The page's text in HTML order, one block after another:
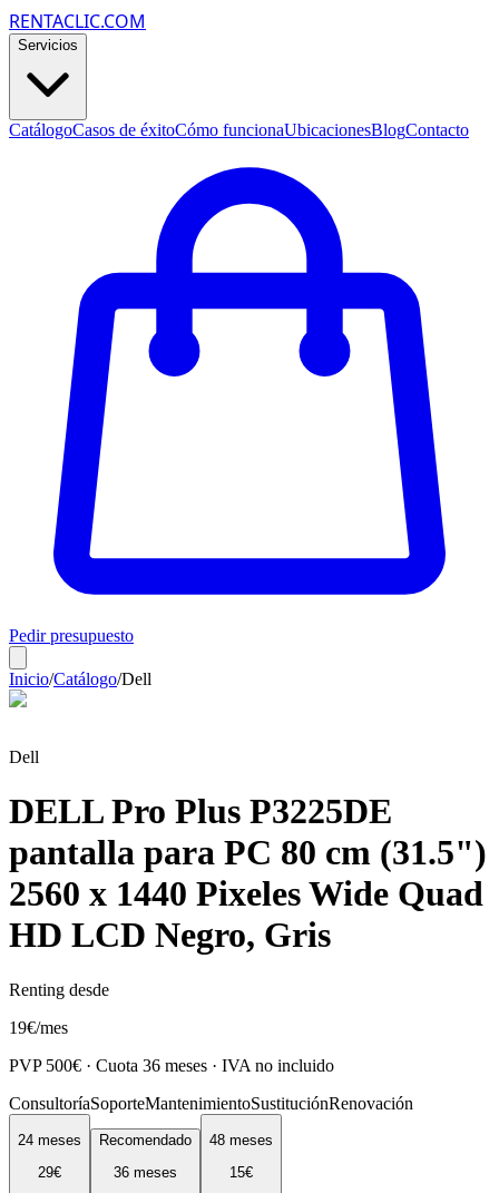
RENTACLIC.COM
Servicios
CatálogoCasos de éxitoCómo funcionaUbicacionesBlogContacto
Pedir presupuesto
Inicio/Catálogo/Dell
Dell
DELL Pro Plus P3225DE
pantalla para PC 80 cm (31.5")
2560 x 1440 Pixeles Wide Quad
HD LCD Negro, Gris
Renting desde
19€/mes
PVP 500€ · Cuota 36 meses · IVA no incluido
ConsultoríaSoporteMantenimientoSustituciónRenovación
24 meses
29€
Recomendado
36 meses
48 meses
15€